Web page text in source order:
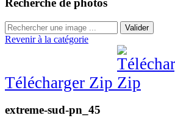
Recherche de photos
Valider
Revenir à la catégorie
Télécharger Zip
extreme-sud-pn_45